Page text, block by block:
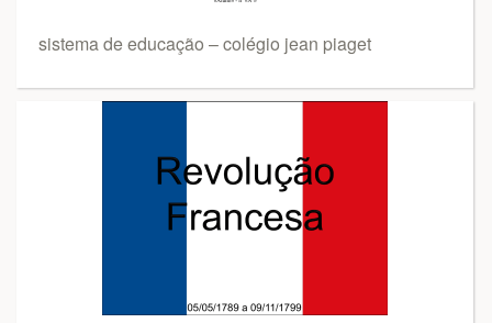
sistema de educação – colégio jean piaget